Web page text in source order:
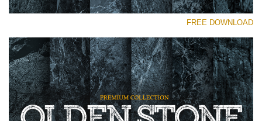
رجاء اختر
Small 800*533px
Olden Stone
(30 Textures)
Large 6000*4000px
FREE DOWNLOAD